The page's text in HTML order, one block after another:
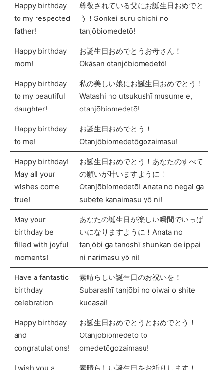
Happy birthday
to my respected
father!
尊敬されている父にお誕生日おめでと
う！Sonkei suru chichi no
tanjōbiomedetō!
Happy birthday
mom!
お誕生日おめでとうお母さん！
Okāsan otanjōbiomedetō!
Happy birthday
to my beautiful
daughter!
私の美しい娘にお誕生日おめでとう！
Watashi no utsukushī musume e,
otanjōbiomedetō!
Happy birthday
to me!
お誕生日おめでとう！
Otanjōbiomedetōgozaimasu!
Happy birthday!
May all your
wishes come
true!
お誕生日おめでとう！あなたのすべて
の願いが叶いますように！
Otanjōbiomedetō! Anata no negai ga
subete kanaimasu yō ni!
May your
birthday be
filled with joyful
moments!
あなたの誕生日が楽しい瞬間でいっぱ
いになりますように！Anata no
tanjōbi ga tanoshī shunkan de ippai
ni narimasu yō ni!
Have a fantastic
birthday
celebration!
素晴らしい誕生日のお祝いを！
Subarashī tanjōbi no oiwai o shite
kudasai!
Happy birthday
and
congratulations!
お誕生日おめでとうとおめでとう！
Otanjōbiomedetō to
omedetōgozaimasu!
I wish you a 素晴らしい誕生日をお祈りします！